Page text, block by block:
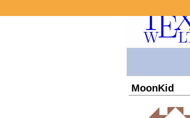
MoonKid